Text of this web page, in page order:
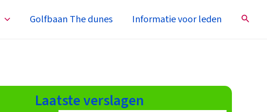
Golfbaan The dunes Informatie voor leden Zoeken
Laatste verslagen